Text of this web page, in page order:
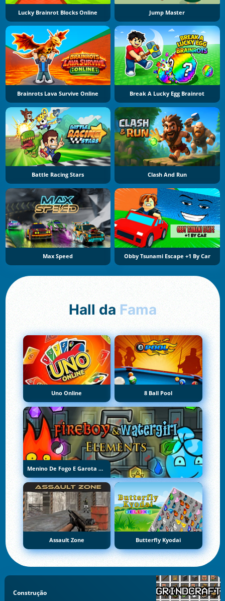
Lucky Brainrot Blocks Online Jump Master
Brainrots Lava Survive Online Break A Lucky Egg Brainrot
Battle Racing Stars Clash And Run
Max Speed Obby Tsunami Escape +1 By Car
Hall da Fama
Uno Online 8 Ball Pool
Menino De Fogo E Garota De Água 5: Elementos
Assault Zone Butterfly Kyodai
Construção